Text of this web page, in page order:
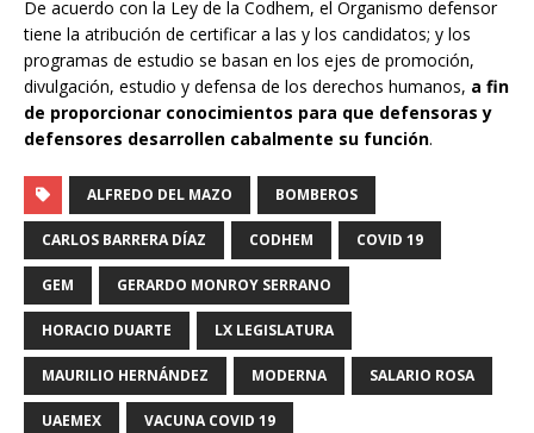
De acuerdo con la Ley de la Codhem, el Organismo defensor
tiene la atribución de certificar a las y los candidatos; y los
programas de estudio se basan en los ejes de promoción,
divulgación, estudio y defensa de los derechos humanos, a fin
de proporcionar conocimientos para que defensoras y
defensores desarrollen cabalmente su función.
ALFREDO DEL MAZO BOMBEROS
CARLOS BARRERA DÍAZ CODHEM COVID 19
GEM GERARDO MONROY SERRANO
HORACIO DUARTE LX LEGISLATURA
MAURILIO HERNÁNDEZ MODERNA SALARIO ROSA
UAEMEX VACUNA COVID 19